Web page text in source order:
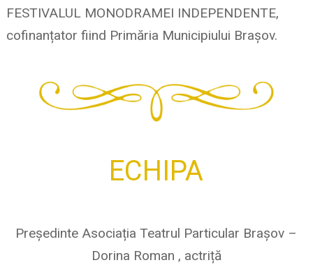
FESTIVALUL MONODRAMEI INDEPENDENTE,
cofinanțator fiind Primăria Municipiului Brașov.
ECHIPA
Președinte Asociația Teatrul Particular Brașov –
Dorina Roman , actriță